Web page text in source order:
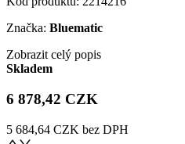
Značka: Bluematic
Zobrazit celý popis
Skladem
6 878,42 CZK
5 684,64 CZK bez DPH